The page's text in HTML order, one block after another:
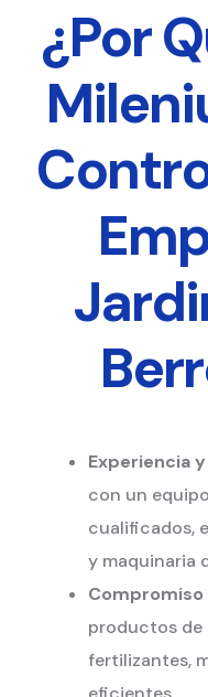
¿Por
Experiencia
con un
cualificados,
y maquinaria
Compromiso
productos de
fertilizantes,